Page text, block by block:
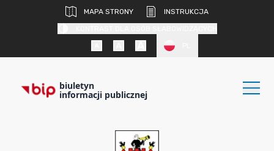
MAPA STRONY
INSTRUKCJA
biuletyn
informacji publicznej